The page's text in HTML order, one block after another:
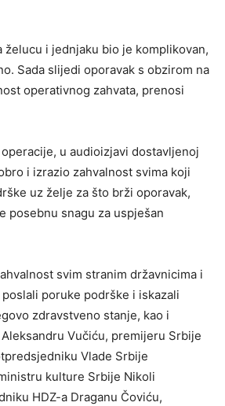
želucu i jednjaku bio je komplikovan,
Sada slijedi oporavak s obzirom na
operativnog zahvata, prenosi
u audioizjavi dostavljenoj
i izrazio zahvalnost svima koji
uz želje za što brži oporavak,
posebnu snagu za uspješan
svim stranim državnicima i
poruke podrške i iskazali
zdravstveno stanje, kao i
Vučiću, premijeru Srbije
Vlade Srbije
kulture Srbije Nikoli
HDZ-a Draganu Čoviću,